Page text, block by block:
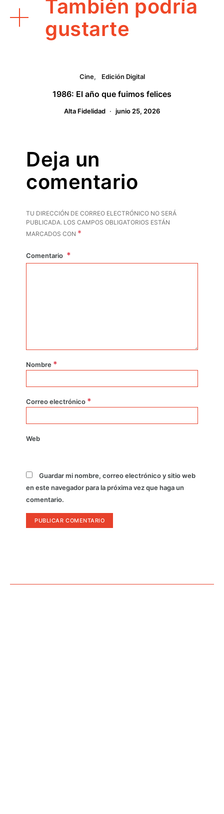
También podría
gustarte
Cine Edición Digital
1986: El año que fuimos felices
Alta Fidelidad junio 25, 2026
Deja un
comentario
TU DIRECCIÓN DE CORREO ELECTRÓNICO NO SERÁ
PUBLICADA. LOS CAMPOS OBLIGATORIOS ESTÁN
MARCADOS CON *
Comentario
Nombre *
Correo electrónico *
Web
Guardar mi nombre, correo electrónico y sitio web
en este navegador para la próxima vez que haga un
comentario.